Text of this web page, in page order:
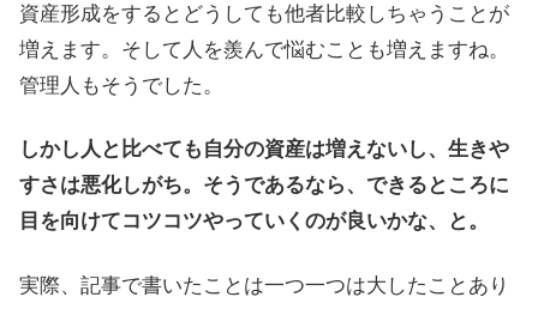
資産形成をするとどうしても他者比較しちゃうことが
増えます。そして人を羨んで悩むことも増えますね。
管理人もそうでした。
しかし人と比べても自分の資産は増えないし、生きや
すさは悪化しがち。そうであるなら、できるところに
目を向けてコツコツやっていくのが良いかな、と。
実際、記事で書いたことは一つ一つは大したことあり